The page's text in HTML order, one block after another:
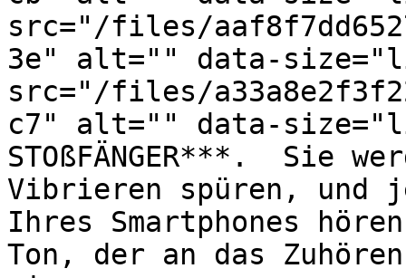
src="/files/
3e" alt="" data-
src="/files/
c7" alt="" data-
STOßFÄNGER***.  Sie
Vibrieren spüren, und
Ihres Smartphones
Ton, der an das